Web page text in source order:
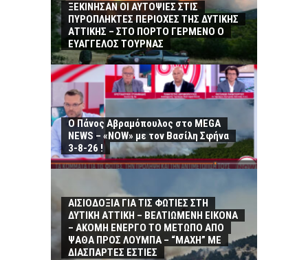
ΞΕΚΙΝΗΣΑΝ ΟΙ ΑΥΤΟΨΙΕΣ ΣΤΙΣ
ΠΥΡΟΠΛΗΚΤΕΣ ΠΕΡΙΟΧΕΣ ΤΗΣ ΔΥΤΙΚΗΣ
ΑΤΤΙΚΗΣ – ΣΤΟ ΠΟΡΤΟ ΓΕΡΜΕΝΟ Ο
ΕΥΑΓΓΕΛΟΣ ΤΟΥΡΝΑΣ
Ο Πάνος Αβραμόπουλος στο MEGA
NEWS – «NOW» με τον Βασίλη Σφήνα
3-8-26 !
ΑΙΣΙΟΔΟΞΙΑ ΓΙΑ ΤΙΣ ΦΩΤΙΕΣ ΣΤΗ
ΔΥΤΙΚΗ ΑΤΤΙΚΗ – ΒΕΛΤΙΩΜΕΝΗ ΕΙΚΟΝΑ
– ΑΚΟΜΗ ΕΝΕΡΓΟ ΤΟ ΜΕΤΩΠΟ ΑΠΟ
ΨΑΘΑ ΠΡΟΣ ΛΟΥΜΠΑ – “ΜΑΧΗ” ΜΕ
ΔΙΑΣΠΑΡΤΕΣ ΕΣΤΙΕΣ